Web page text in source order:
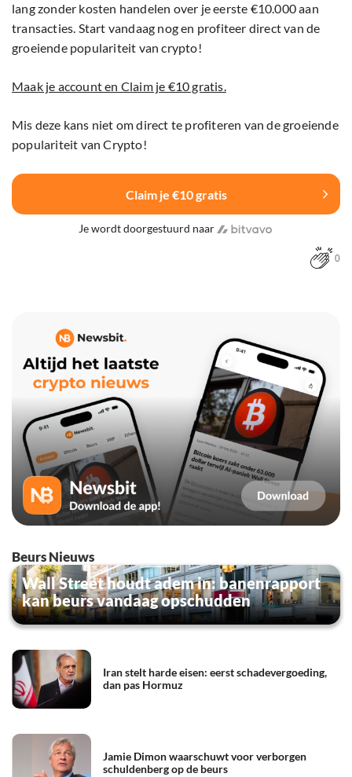
lang zonder kosten handelen over je eerste €10.000 aan
transacties. Start vandaag nog en profiteer direct van de
groeiende populariteit van crypto!
Maak je account en Claim je €10 gratis.
Mis deze kans niet om direct te profiteren van de groeiende
populariteit van Crypto!
Claim je €10 gratis
Je wordt doorgestuurd naar
0
Beurs Nieuws
Wall Street houdt adem in: banenrapport
kan beurs vandaag opschudden
Iran stelt harde eisen: eerst schadevergoeding,
dan pas Hormuz
Jamie Dimon waarschuwt voor verborgen
schuldenberg op de beurs